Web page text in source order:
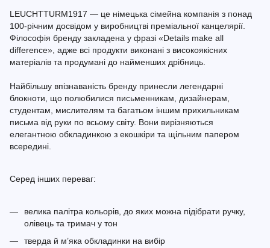
LEUCHTTURM1917 — це німецька сімейна компанія з понад
100-річним досвідом у виробництві преміальної канцелярії.
Філософія бренду закладена у фразі «Details make all
difference», адже всі продукти виконані з високоякісних
матеріалів та продумані до найменших дрібниць.
Найбільшу впізнаваність бренду принесли легендарні
блокноти, що полюбилися письменникам, дизайнерам,
студентам, мислителям та багатьом іншим прихильникам
письма від руки по всьому світу. Вони вирізняються
елегантною обкладинкою з екошкіри та щільним папером
всередині.
Серед інших переваг:
велика палітра кольорів, до яких можна підібрати ручку,
олівець та тримач у тон
тверда й м’яка обкладинки на вибір